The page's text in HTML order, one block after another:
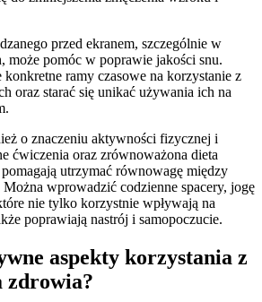
przed ekranem, szczególnie w
może pomóc w poprawie jakości snu.
ramy czasowe na korzystanie z
oraz starać się unikać używania ich na
o znaczeniu aktywności fizycznej i
ćwiczenia oraz zrównoważona dieta
utrzymać równowagę między
wprowadzić codzienne spacery, jogę
nie tylko korzystnie wpływają na
poprawiają nastrój i samopoczucie.
aspekty korzystania z
zdrowia?